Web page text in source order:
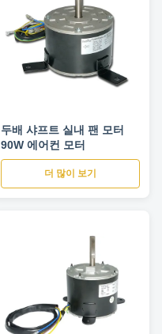
두배 샤프트 실내 팬 모터
90W 에어컨 모터
더 많이 보기